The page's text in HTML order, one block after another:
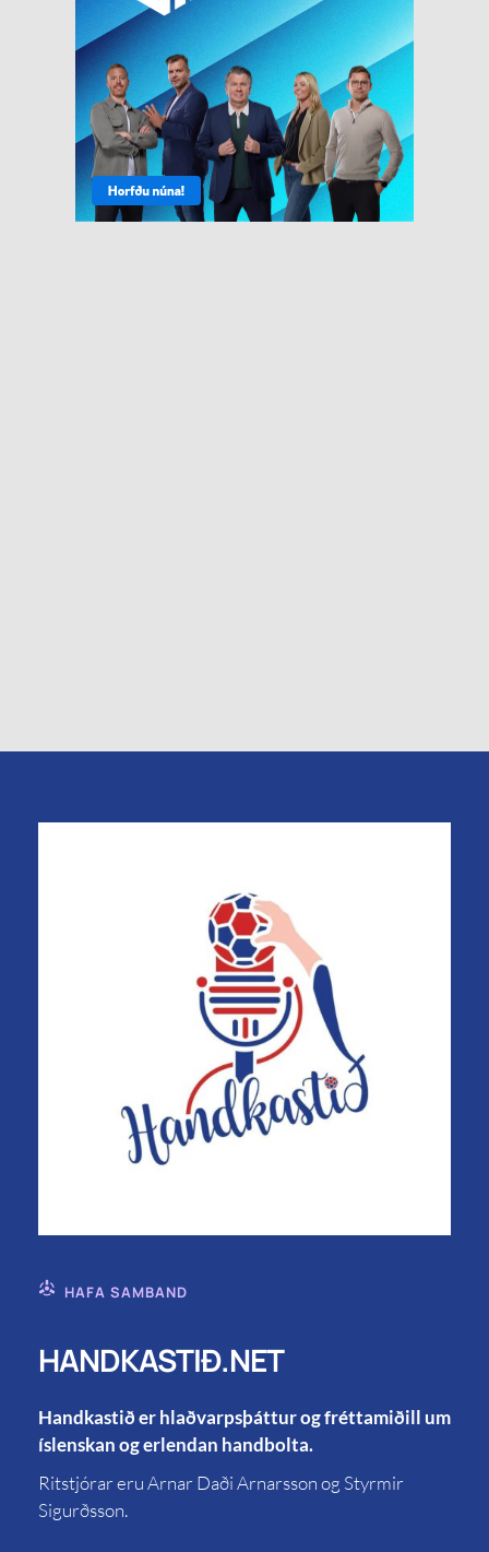
HAFA SAMBAND
HANDKASTIÐ.NET
Handkastið er hlaðvarpsþáttur og fréttamiðill um
íslenskan og erlendan handbolta.
Ritstjórar eru Arnar Daði Arnarsson og Styrmir
Sigurðsson.